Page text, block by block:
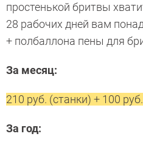
простенькой бритвы
28 рабочих дней вам
+ полбаллона пены для
За месяц:
210 руб. (станки) + 100
За год: